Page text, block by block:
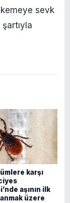
sevk
karşı
aşının ilk
üzere